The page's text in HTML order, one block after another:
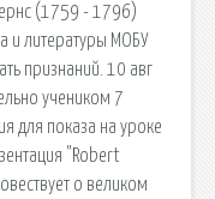
(1759 - 1796)
и литературы МОБУ
признаний. 10 авг
учеником 7
для показа на уроке
"Robert
о великом